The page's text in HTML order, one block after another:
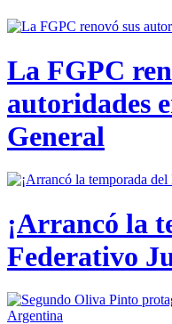
La FGPC
autoridades
General
¡Arrancó la
Federativo